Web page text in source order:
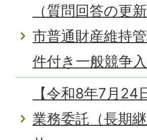
（質問回答の更
市普通財産維持
件付き一般競争
【令和8年7月
業務委託（長期